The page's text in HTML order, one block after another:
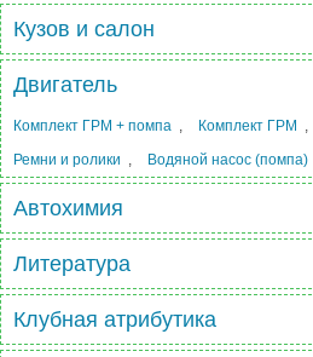
Кузов и салон
Двигатель
Комплект ГРМ + помпа Комплект ГРМ
Ремни и ролики
Водяной насос (помпа)
Автохимия
Литература
Клубная атрибутика